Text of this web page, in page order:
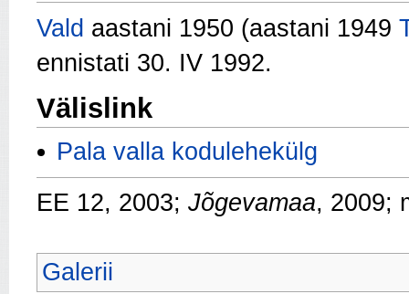
Vald aastani 1950 (aastani 1949
ennistati 30. IV 1992.
Välislink
Pala valla kodulehekülg
EE 12, 2003; Jõgevamaa, 2009;
Galerii